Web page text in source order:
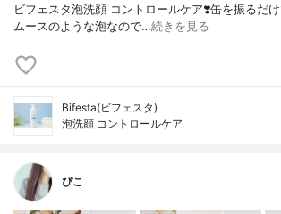
ビフェスタ泡洗顔 コントロールケア❣️缶を振るだ
ムースのような泡なので…続きを見る
Bifesta(ビフェスタ)
泡洗顔 コントロールケア
ぴこ